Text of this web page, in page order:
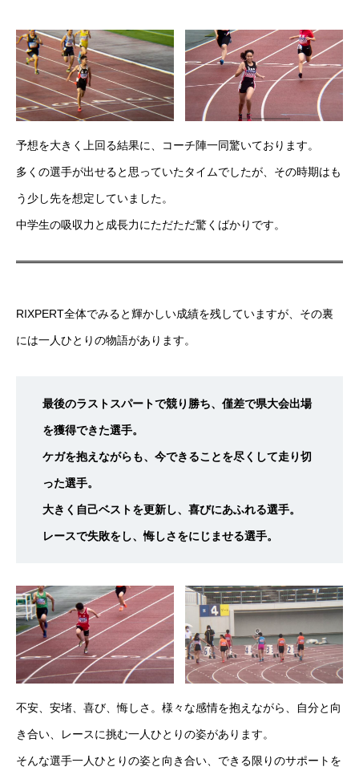
RIXPERTブログ
岐阜の陸上を応援！
RIXPERTを支援する
予想を大きく上回る結果に、コーチ陣一同驚いております。
多くの選手が出せると思っていたタイムでしたが、その時期はも
う少し先を想定していました。
中学生の吸収力と成長力にただただ驚くばかりです。
RIXPERT全体でみると輝かしい成績を残していますが、その裏
には一人ひとりの物語があります。
最後のラストスパートで競り勝ち、僅差で県大会出場
を獲得できた選手。
ケガを抱えながらも、今できることを尽くして走り切
った選手。
大きく自己ベストを更新し、喜びにあふれる選手。
レースで失敗をし、悔しさをにじませる選手。
不安、安堵、喜び、悔しさ。様々な感情を抱えながら、自分と向
き合い、レースに挑む一人ひとりの姿があります。
そんな選手一人ひとりの姿と向き合い、できる限りのサポートを